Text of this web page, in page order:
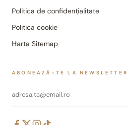
Politica de confidențialitate
Politica cookie
Harta Sitemap
ABONEAZĂ-TE LA NEWSLETTER